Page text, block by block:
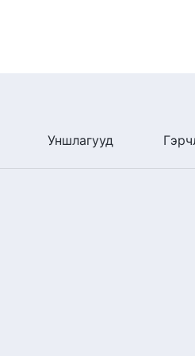
Уншлагууд